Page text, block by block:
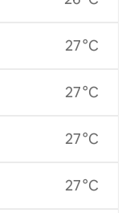
27 °C
27 °C
27 °C
27 °C